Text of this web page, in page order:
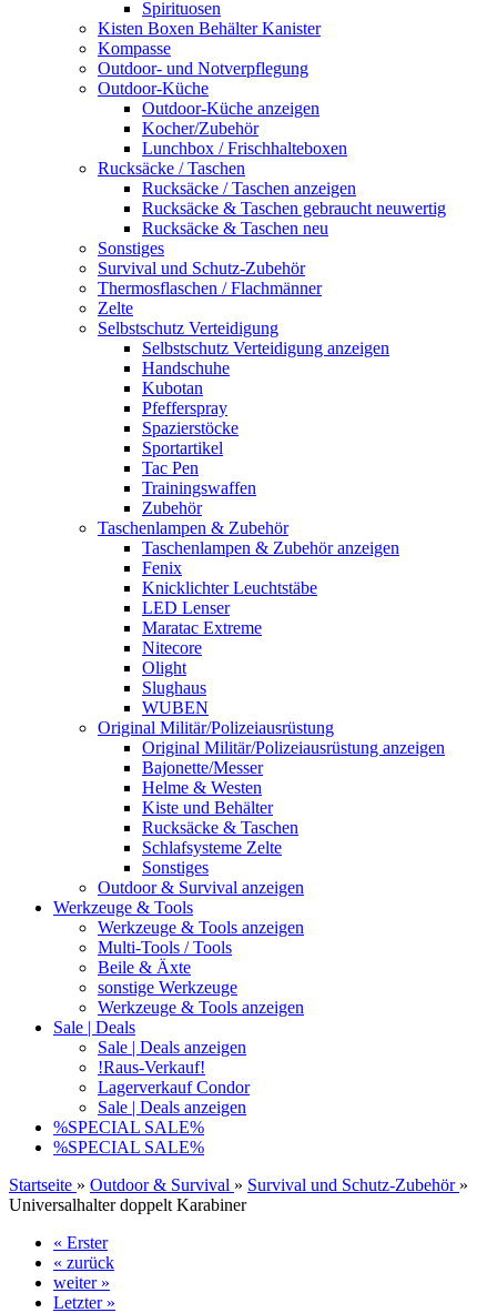
Spirituosen
Kisten Boxen Behälter Kanister
Kompasse
Outdoor- und Notverpflegung
Outdoor-Küche
Outdoor-Küche anzeigen
Kocher/Zubehör
Lunchbox / Frischhalteboxen
Rucksäcke / Taschen
Rucksäcke / Taschen anzeigen
Rucksäcke & Taschen gebraucht neuwertig
Rucksäcke & Taschen neu
Sonstiges
Survival und Schutz-Zubehör
Thermosflaschen / Flachmänner
Zelte
Selbstschutz Verteidigung
Selbstschutz Verteidigung anzeigen
Handschuhe
Kubotan
Pfefferspray
Spazierstöcke
Sportartikel
Tac Pen
Trainingswaffen
Zubehör
Taschenlampen & Zubehör
Taschenlampen & Zubehör anzeigen
Fenix
Knicklichter Leuchtstäbe
LED Lenser
Maratac Extreme
Nitecore
Olight
Slughaus
WUBEN
Original Militär/Polizeiausrüstung
Original Militär/Polizeiausrüstung anzeigen
Bajonette/Messer
Helme & Westen
Kiste und Behälter
Rucksäcke & Taschen
Schlafsysteme Zelte
Sonstiges
Outdoor & Survival anzeigen
Werkzeuge & Tools
Werkzeuge & Tools anzeigen
Multi-Tools / Tools
Beile & Äxte
sonstige Werkzeuge
Werkzeuge & Tools anzeigen
Sale | Deals
Sale | Deals anzeigen
!Raus-Verkauf!
Lagerverkauf Condor
Sale | Deals anzeigen
%SPECIAL SALE%
%SPECIAL SALE%
Startseite » Outdoor & Survival » Survival und Schutz-Zubehör »
Universalhalter doppelt Karabiner
« Erster
« zurück
weiter »
Letzter »